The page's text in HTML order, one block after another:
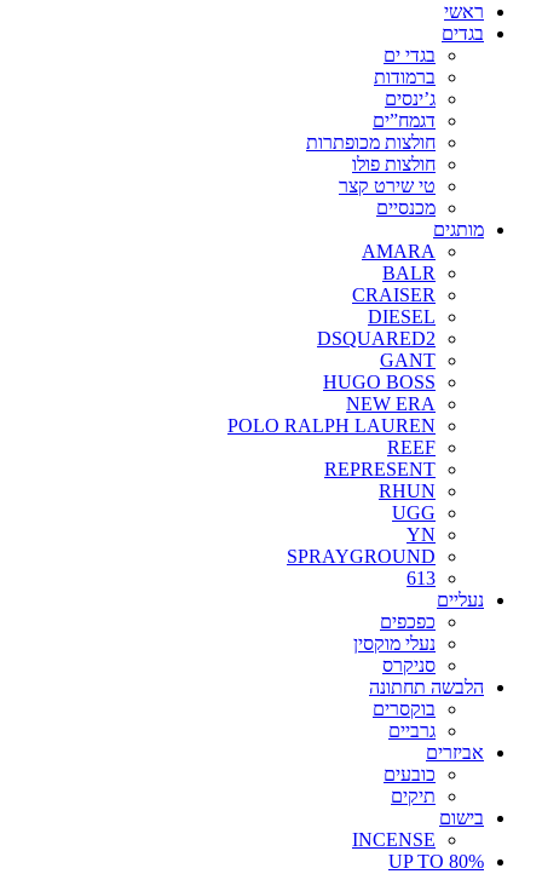
ראשי
בגדים
בגדי ים
ברמודות
ג’ינסים
דגמח”ים
חולצות מכופתרות
חולצות פולו
טי שירט קצר
מכנסיים
מותגים
AMARA
BALR
CRAISER
DIESEL
DSQUARED2
GANT
HUGO BOSS
NEW ERA
POLO RALPH LAUREN
REEF
REPRESENT
RHUN
UGG
YN
SPRAYGROUND
613
נעליים
כפכפים
נעלי מוקסין
סניקרס
הלבשה תחתונה
בוקסרים
גרביים
אביזרים
כובעים
תיקים
בישום
INCENSE
UP TO 80%